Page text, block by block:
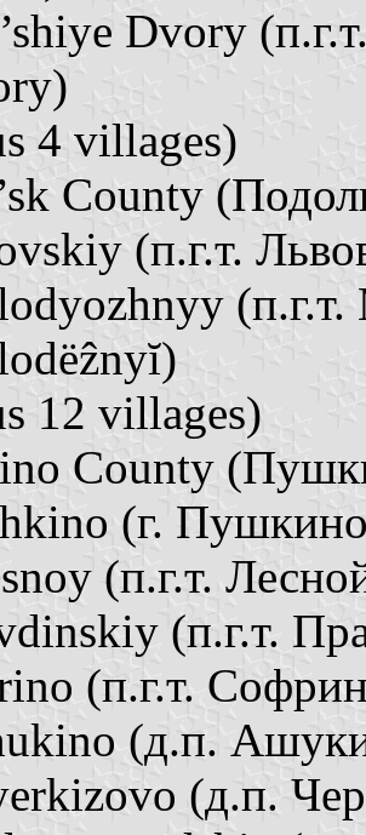
Dvory
4 villages)
County
(п.г.т.
12 villages)
County
(г.
(п.г.т.
(п.г.т.
(п.г.т.
(д.п.
(д.п.